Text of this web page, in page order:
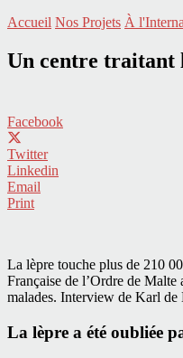
Accueil Nos Projets À
Un centre traitant
Facebook
Twitter
Linkedin
Email
Print
La lèpre touche plus de 210
Française de l’Ordre de
malades. Interview de Karl de
La lèpre a été oubliée